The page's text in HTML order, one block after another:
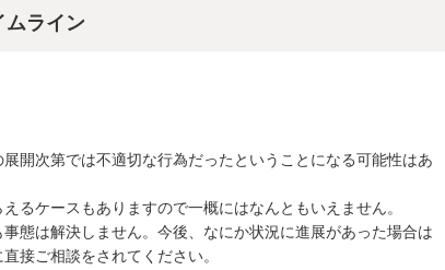
ムライン
開次第では不適切な行為だったということになる可能性はあ
るケースもありますので一概にはなんともいえません。
態は解決しません。今後、なにか状況に進展があった場合は
接ご相談をされてください。